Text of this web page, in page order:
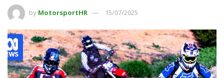
by MotorsportHR 15/07/2025